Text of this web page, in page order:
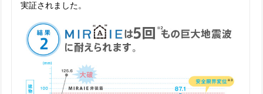
実証されました。